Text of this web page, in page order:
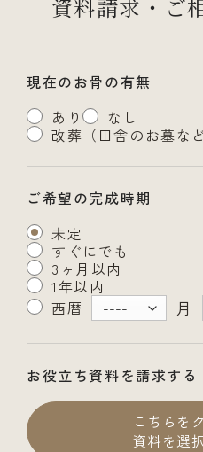
資料請求・ご
現在のお骨の有無
あり
なし
改葬（田舎のお墓な
ご希望の完成時期
未定
すぐにでも
3ヶ月以内
1年以内
西暦
月
お役立ち資料を請求する
こちらを
資料を選